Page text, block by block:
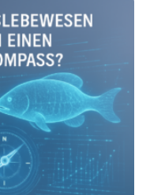
Überblicksstudie
Earth
fasst bestehende
und interpretiert sie
aus hydrothermalen
Ozeanbecken